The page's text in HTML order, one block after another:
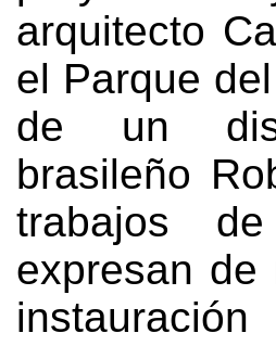
arquitecto
el Parque
de un
brasileño
trabajos
expresan de